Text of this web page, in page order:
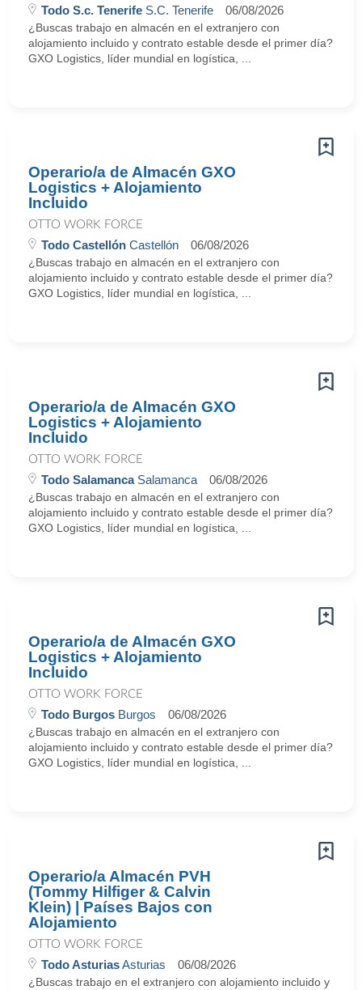
Todo S.c. Tenerife S.C. Tenerife 06/08/2026
¿Buscas trabajo en almacén en el extranjero con
alojamiento incluido y contrato estable desde el primer día?
GXO Logistics, líder mundial en logística, ...
Operario/a de Almacén GXO
Logistics + Alojamiento
Incluido
OTTO WORK FORCE
Todo Castellón Castellón 06/08/2026
¿Buscas trabajo en almacén en el extranjero con
alojamiento incluido y contrato estable desde el primer día?
GXO Logistics, líder mundial en logística, ...
Operario/a de Almacén GXO
Logistics + Alojamiento
Incluido
OTTO WORK FORCE
Todo SalamancaSalamanca 06/08/2026
¿Buscas trabajo en almacén en el extranjero con
alojamiento incluido y contrato estable desde el primer día?
GXO Logistics, líder mundial en logística, ...
Operario/a de Almacén GXO
Logistics + Alojamiento
Incluido
OTTO WORK FORCE
Todo Burgos Burgos 06/08/2026
¿Buscas trabajo en almacén en el extranjero con
alojamiento incluido y contrato estable desde el primer día?
GXO Logistics, líder mundial en logística, ...
Operario/a Almacén PVH
(Tommy Hilfiger & Calvin
Klein) | Países Bajos con
Alojamiento
OTTO WORK FORCE
Todo AsturiasAsturias 06/08/2026
¿Buscas trabajo en el extranjero con alojamiento incluido y